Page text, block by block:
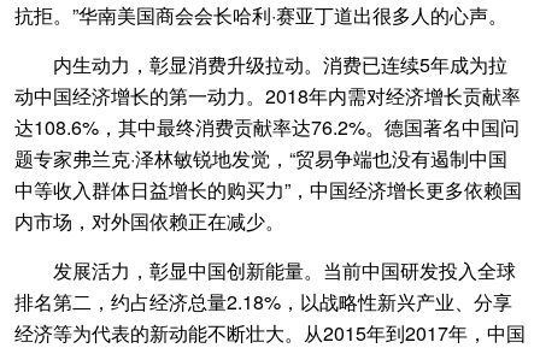
抗拒。”华南美国商会会长哈利·赛亚丁道出很多人的心声。
内生动力，彰显消费升级拉动。消费已连续5年成为拉
动中国经济增长的第一动力。2018年内需对经济增长贡献率
达108.6%，其中最终消费贡献率达76.2%。德国著名中国问
题专家弗兰克·泽林敏锐地发觉，“贸易争端也没有遏制中国
中等收入群体日益增长的购买力”，中国经济增长更多依赖国
内市场，对外国依赖正在减少。
发展活力，彰显中国创新能量。当前中国研发投入全球
排名第二，约占经济总量2.18%，以战略性新兴产业、分享
经济等为代表的新动能不断壮大。从2015年到2017年，中国